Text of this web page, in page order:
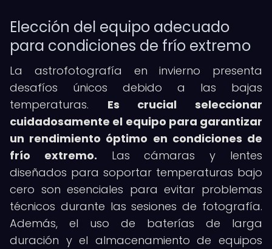
Elección del equipo adecuado
para condiciones de frío extremo
La astrofotografía en invierno presenta
desafíos únicos debido a las bajas
temperaturas. Es crucial seleccionar
cuidadosamente el equipo para garantizar
un rendimiento óptimo en condiciones de
frío extremo. Las cámaras y lentes
diseñados para soportar temperaturas bajo
cero son esenciales para evitar problemas
técnicos durante las sesiones de fotografía.
Además, el uso de baterías de larga
duración y el almacenamiento de equipos